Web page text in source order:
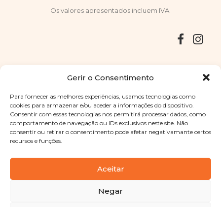
Gerir o Consentimento
Para fornecer as melhores experiências, usamos tecnologias como
cookies para armazenar e/ou aceder a informações do dispositivo.
Consentir com essas tecnologias nos permitirá processar dados, como
comportamento de navegação ou IDs exclusivos neste site. Não
consentir ou retirar o consentimento pode afetar negativamante certos
recursos e funções.
Aceitar
Negar
Os valores apresentados incluem IVA.
Copyright © 2025 Sabores Santa Clara
. Todos os direitos
reservadosPolítica de Privacidade |Termos e condições
Designed byShift Your Branding Agency